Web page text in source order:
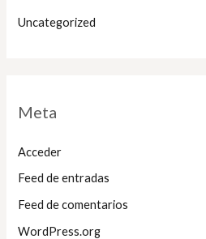
Uncategorized
Meta
Acceder
Feed de entradas
Feed de comentarios
WordPress.org